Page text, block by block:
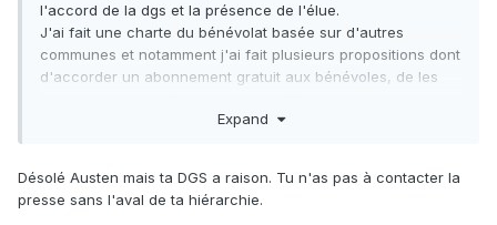
l'accord de la dgs et la présence de l'élue.
J'ai fait une charte du bénévolat basée sur d'autres
communes et notamment j'ai fait plusieurs propositions dont
d'accorder un abonnement gratuit aux bénévoles, de les
crée un tollé car cela relève de la politique et donc des élus
Expand
Désolé Austen mais ta DGS a raison. Tu n'as pas à contacter la
presse sans l'aval de ta hiérarchie.